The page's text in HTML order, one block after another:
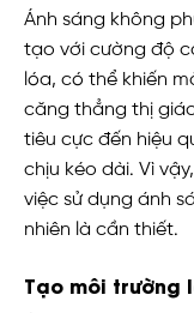
Ánh sáng không
tạo với cường độ
lóa, có thể khiến
căng thẳng thị
tiêu cực đến hiệu
chịu kéo dài. Vì
việc sử dụng ánh
nhiên là cần thiết.
Tạo môi trường